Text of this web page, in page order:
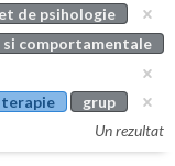
de psihologie
comportamentale
grup
Un rezultat